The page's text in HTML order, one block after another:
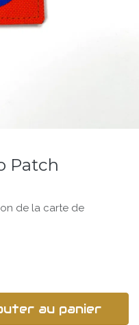
Patch
de la carte de
au panier